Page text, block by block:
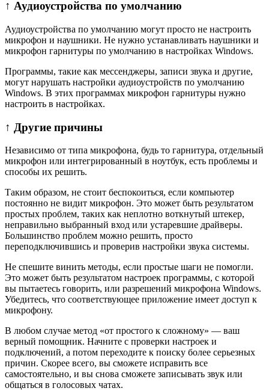
↑ Аудиоустройства по умолчанию
Аудиоустройства по умолчанию могут просто не настроить
микрофон и наушники. Не нужно устанавливать наушники и
микрофон гарнитуры по умолчанию в настройках Windows.
Программы, такие как мессенджеры, записи звука и другие,
могут нарушать настройки аудиоустройств по умолчанию
Windows. В этих программах микрофон гарнитуры нужно
настроить в настройках.
↑ Другие причины
Независимо от типа микрофона, будь то гарнитура, отдельный
микрофон или интегрированный в ноутбук, есть проблемы и
способы их решить.
Таким образом, не стоит беспокоиться, если компьютер
постоянно не видит микрофон. Это может быть результатом
простых проблем, таких как неплотно воткнутый штекер,
неправильно выбранный вход или устаревшие драйверы.
Большинство проблем можно решить, просто
переподключившись и проверив настройки звука системы.
Не спешите винить методы, если простые шаги не помогли.
Это может быть результатом настроек программы, с которой
вы пытаетесь говорить, или разрешений микрофона Windows.
Убедитесь, что соответствующее приложение имеет доступ к
микрофону.
В любом случае метод «от простого к сложному» — ваш
верный помощник. Начните с проверки настроек и
подключений, а потом переходите к поиску более серьезных
причин. Скорее всего, вы сможете исправить все
самостоятельно, и вы снова сможете записывать звук или
общаться в голосовых чатах.